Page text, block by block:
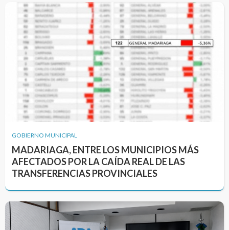
GOBIERNO MUNICIPAL
MADARIAGA, ENTRE LOS MUNICIPIOS MÁS
AFECTADOS POR LA CAÍDA REAL DE LAS
TRANSFERENCIAS PROVINCIALES